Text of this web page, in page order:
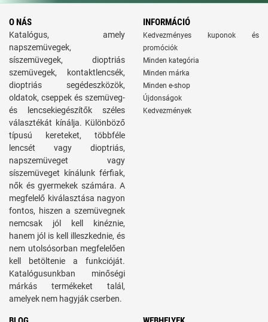
O NÁS
Katalógus, amely
napszemüvegek,
síszemüvegek, dioptriás
szemüvegek, kontaktlencsék,
dioptriás segédeszközök,
oldatok, cseppek és szemüveg-
és lencsekiegészítők széles
választékát kínálja. Különböző
típusú kereteket, többféle
lencsét vagy dioptriás,
napszemüveget vagy
síszemüveget kínálunk férfiak,
nők és gyermekek számára. A
megfelelő kiválasztása nagyon
fontos, hiszen a szemüvegnek
nemcsak jól kell kinéznie,
hanem jól is kell illeszkednie, és
nem utolsósorban megfelelően
kell betöltenie a funkcióját.
Katalógusunkban minőségi
márkás termékeket talál,
amelyek nem hagyják cserben.
INFORMÁCIÓ
Kedvezményes kuponok és
promóciók
Minden kategória
Minden márka
Minden e-shop
Újdonságok
Kedvezmények